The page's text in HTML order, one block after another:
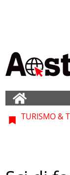
TURISMO &